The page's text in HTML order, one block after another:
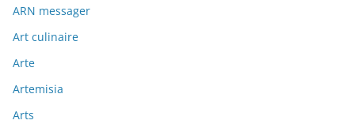
ARN messager
Art culinaire
Arte
Artemisia
Arts